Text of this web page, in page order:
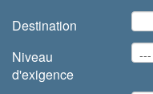
Destination
Niveau
d'exigence